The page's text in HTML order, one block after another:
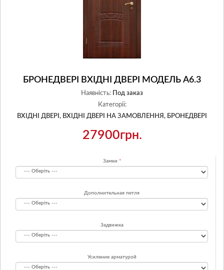
БРОНЕДВЕРІ ВХІДНІ ДВЕРІ МОДЕЛЬ А6.3
Наявність:
Под заказ
Категорії:
ВХІДНІ ДВЕРІ, ВХІДНІ ДВЕРІ НА ЗАМОВЛЕННЯ, БРОНЕДВЕРІ
27900грн.
Замки
Дополнительная петля
Задвижка
Усиление арматурой